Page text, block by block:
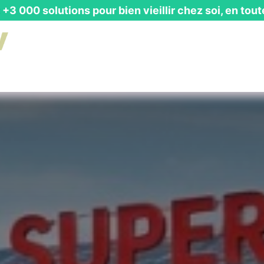
+3 000 solutions pour bien vieillir chez soi, en